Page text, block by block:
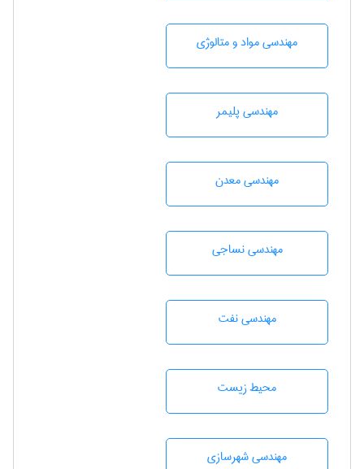
مهندسی مواد و متالوژی
مهندسی پليمر
مهندسی معدن
مهندسي نساجی
مهندسی نفت
محيط زيست
مهندسی شهرسازی